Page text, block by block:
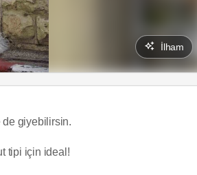
İlham
de giyebilirsin.
tipi için ideal!